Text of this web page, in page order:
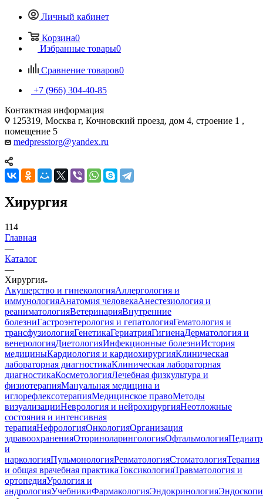
Личный кабинет
Корзина0
Избранные товары0
Сравнение товаров0
+7 (966) 304-40-85
Контактная информация
125319, Москва г, Кочновский проезд, дом 4, строение 1 ,
помещение 5
medpresstorg@yandex.ru
Хирургия
114
Главная
—
Каталог
—
Хирургия
Акушерство и гинекологияАллергология и
иммунологияАнатомия человекаАнестезиология и
реаниматологияВетеринарияВнутренние
болезниГастроэнтерология и гепатологияГематология и
трансфузиологияГенетикаГериатрияГигиенаДерматология и
венерологияДиетологияИнфекционные болезниИстория
медициныКардиология и кардиохирургияКлиническая
лабораторная диагностикаКлиническая лабораторная
диагностикаКосметологияЛечебная физкультура и
физиотерапияМануальная медицина и
иглорефлексотерапияМедицинское правоМетоды
визуализацииНеврология и нейрохирургияНеотложные
состояния и интенсивная
терапияНефрологияОнкологияОрганизация
здравоохраненияОториноларингологияОфтальмология
и
наркологияПульмонологияРевматологияСтоматологияТерапия
и общая врачебная практикаТоксикологияТравматология и
ортопедияУрология и
андрологияУчебникиФармакологияЭндокринология